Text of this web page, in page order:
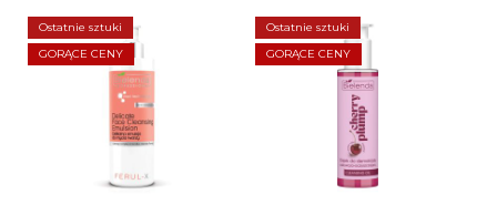
Ostatnie sztuki
GORĄCE CENY
Ostatnie sztuki
GORĄCE CENY